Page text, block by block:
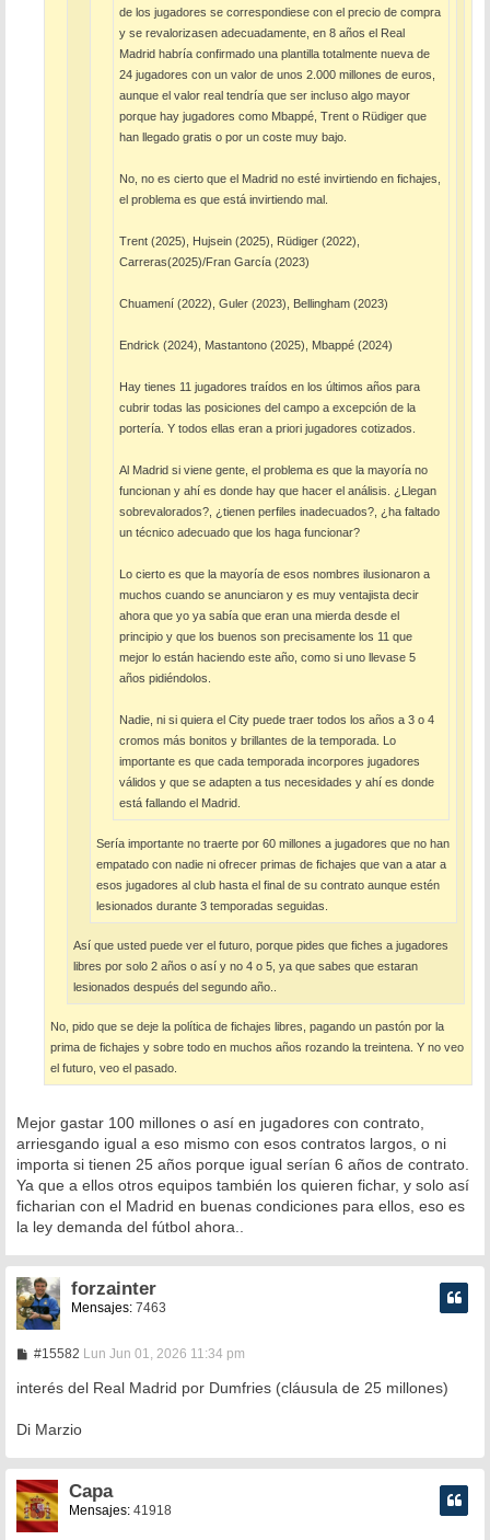
de los jugadores se correspondiese con el precio de compra
y se revalorizasen adecuadamente, en 8 años el Real
Madrid habría confirmado una plantilla totalmente nueva de
24 jugadores con un valor de unos 2.000 millones de euros,
aunque el valor real tendría que ser incluso algo mayor
porque hay jugadores como Mbappé, Trent o Rüdiger que
han llegado gratis o por un coste muy bajo.
No, no es cierto que el Madrid no esté invirtiendo en fichajes,
el problema es que está invirtiendo mal.
Trent (2025), Hujsein (2025), Rüdiger (2022),
Carreras(2025)/Fran García (2023)
Chuamení (2022), Guler (2023), Bellingham (2023)
Endrick (2024), Mastantono (2025), Mbappé (2024)
Hay tienes 11 jugadores traídos en los últimos años para
cubrir todas las posiciones del campo a excepción de la
portería. Y todos ellas eran a priori jugadores cotizados.
Al Madrid si viene gente, el problema es que la mayoría no
funcionan y ahí es donde hay que hacer el análisis. ¿Llegan
sobrevalorados?, ¿tienen perfiles inadecuados?, ¿ha faltado
un técnico adecuado que los haga funcionar?
Lo cierto es que la mayoría de esos nombres ilusionaron a
muchos cuando se anunciaron y es muy ventajista decir
ahora que yo ya sabía que eran una mierda desde el
principio y que los buenos son precisamente los 11 que
mejor lo están haciendo este año, como si uno llevase 5
años pidiéndolos.
Nadie, ni si quiera el City puede traer todos los años a 3 o 4
cromos más bonitos y brillantes de la temporada. Lo
importante es que cada temporada incorpores jugadores
válidos y que se adapten a tus necesidades y ahí es donde
está fallando el Madrid.
Sería importante no traerte por 60 millones a jugadores que no han
empatado con nadie ni ofrecer primas de fichajes que van a atar a
esos jugadores al club hasta el final de su contrato aunque estén
lesionados durante 3 temporadas seguidas.
Así que usted puede ver el futuro, porque pides que fiches a jugadores
libres por solo 2 años o así y no 4 o 5, ya que sabes que estaran
lesionados después del segundo año..
No, pido que se deje la política de fichajes libres, pagando un pastón por la
prima de fichajes y sobre todo en muchos años rozando la treintena. Y no veo
el futuro, veo el pasado.
Mejor gastar 100 millones o así en jugadores con contrato,
arriesgando igual a eso mismo con esos contratos largos, o ni
importa si tienen 25 años porque igual serían 6 años de contrato.
Ya que a ellos otros equipos también los quieren fichar, y solo así
ficharian con el Madrid en buenas condiciones para ellos, eso es
la ley demanda del fútbol ahora..
forzainter
Mensajes: 7463
#15582M
n
j
Lun Jun 01, 2026 11:34 pm
interés del Real Madrid por Dumfries (cláusula de 25 millones)
Di Marzio
Capa
Mensajes:41918